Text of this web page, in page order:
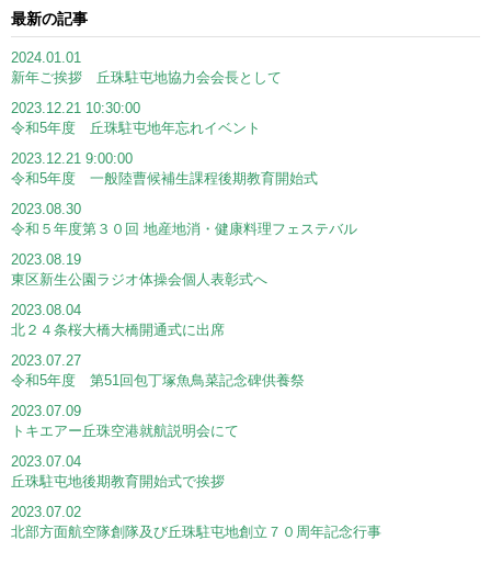
最新の記事
2024.01.01
新年ご挨拶 丘珠駐屯地協力会会長として
2023.12.21 10:30:00
令和5年度 丘珠駐屯地年忘れイベント
2023.12.21 9:00:00
令和5年度 一般陸曹候補生課程後期教育開始式
2023.08.30
令和５年度第３０回 地産地消・健康料理フェステバル
2023.08.19
東区新生公園ラジオ体操会個人表彰式へ
2023.08.04
北２４条桜大橋大橋開通式に出席
2023.07.27
令和5年度 第51回包丁塚魚鳥菜記念碑供養祭
2023.07.09
トキエアー丘珠空港就航説明会にて
2023.07.04
丘珠駐屯地後期教育開始式で挨拶
2023.07.02
北部方面航空隊創隊及び丘珠駐屯地創立７０周年記念行事